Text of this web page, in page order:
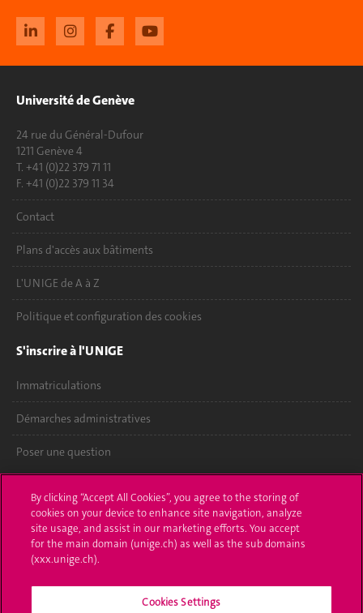
Université de Genève
24 rue du Général-Dufour
1211 Genève 4
T. +41 (0)22 379 71 11
F. +41 (0)22 379 11 34
Contact
Plans d'accès aux bâtiments
L'UNIGE de A à Z
Politique et configuration des cookies
S'inscrire à l'UNIGE
Immatriculations
Démarches administratives
Poser une question
UNIGE Mobile
Médias
Offres d'emploi
By clicking “Accept All Cookies”, you agree to the storing of
cookies on your device to enhance site navigation, analyze
site usage, and assist in our marketing efforts. You accept
for the main domain (unige.ch) as well as the sub domains
(xxx.unige.ch).
Cookies Settings